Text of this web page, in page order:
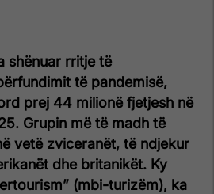
shënuar rritje të
të pandemisë,
prej 44 milionë fjetjesh në
Grupin më të madh të
vetë zviceranët, të ndjekur
dhe britanikët. Ky
(mbi-turizëm), ka